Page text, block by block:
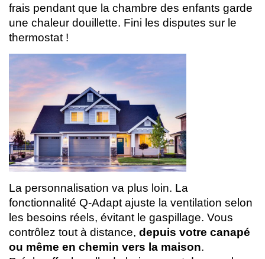
frais pendant que la chambre des enfants garde
une chaleur douillette. Fini les disputes sur le
thermostat !
La personnalisation va plus loin. La
fonctionnalité Q-Adapt ajuste la ventilation selon
les besoins réels, évitant le gaspillage. Vous
contrôlez tout à distance, depuis votre canapé
ou même en chemin vers la maison.